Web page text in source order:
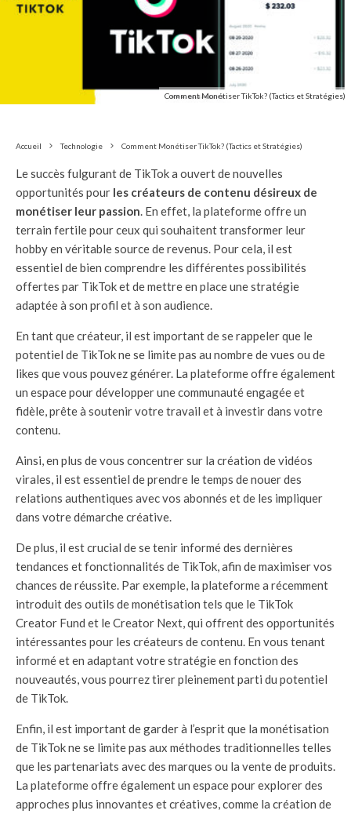
Comment Monétiser TikTok? (Tactics et Stratégies)
Accueil Technologie Comment Monétiser TikTok? (Tactics et Stratégies)
Le succès fulgurant de TikTok a ouvert de nouvelles
opportunités pour les créateurs de contenu désireux de
monétiser leur passion. En effet, la plateforme offre un
terrain fertile pour ceux qui souhaitent transformer leur
hobby en véritable source de revenus. Pour cela, il est
essentiel de bien comprendre les différentes possibilités
offertes par TikTok et de mettre en place une stratégie
adaptée à son profil et à son audience.
En tant que créateur, il est important de se rappeler que le
potentiel de TikTok ne se limite pas au nombre de vues ou de
likes que vous pouvez générer. La plateforme offre également
un espace pour développer une communauté engagée et
fidèle, prête à soutenir votre travail et à investir dans votre
contenu.
Ainsi, en plus de vous concentrer sur la création de vidéos
virales, il est essentiel de prendre le temps de nouer des
relations authentiques avec vos abonnés et de les impliquer
dans votre démarche créative.
De plus, il est crucial de se tenir informé des dernières
tendances et fonctionnalités de TikTok, afin de maximiser vos
chances de réussite. Par exemple, la plateforme a récemment
introduit des outils de monétisation tels que le TikTok
Creator Fund et le Creator Next, qui offrent des opportunités
intéressantes pour les créateurs de contenu. En vous tenant
informé et en adaptant votre stratégie en fonction des
nouveautés, vous pourrez tirer pleinement parti du potentiel
de TikTok.
Enfin, il est important de garder à l’esprit que la monétisation
de TikTok ne se limite pas aux méthodes traditionnelles telles
que les partenariats avec des marques ou la vente de produits.
La plateforme offre également un espace pour explorer des
approches plus innovantes et créatives, comme la création de